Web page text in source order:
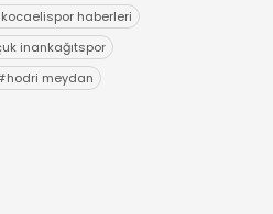
haberleri
inankağıtspor
hodri meydan